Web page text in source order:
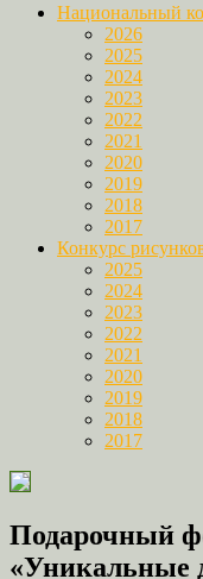
Национальный
2026
2025
2024
2023
2022
2021
2020
2019
2018
2017
Конкурс
2025
2024
2023
2022
2021
2020
2019
2018
2017
Подарочный
«Уникальные